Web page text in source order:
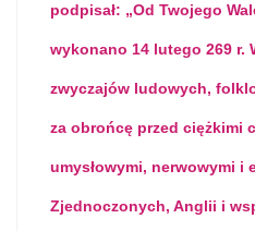
podpisał: „Od Twojego
wykonano 14 lutego 269 r.
zwyczajów ludowych,
za obrońcę przed ciężkimi
umysłowymi, nerwowymi i
Zjednoczonych, Anglii i